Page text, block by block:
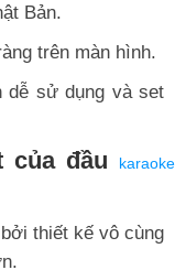
Bản.
trên màn hình.
dễ sử dụng và set
của đầu
karaoke
thiết kế vô cùng